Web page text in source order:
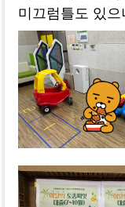
미끄럼틀도 있